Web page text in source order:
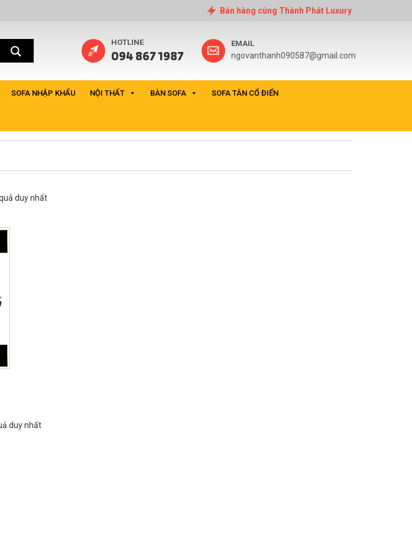
Bán hàng cùng Thành Phát Luxury
HOTLINE
094 867 1987
EMAIL
ngovanthanh090587@gmail.com
SOFA NHẬP KHẨU NỘI THẤT BÀN SOFA SOFA TÂN CỔ ĐIỂN
duy nhất
duy nhất